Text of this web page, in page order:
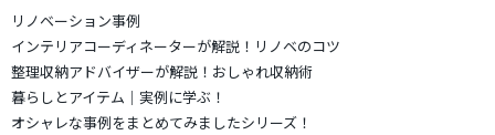
リノベーション事例
インテリアコーディネーターが解説！リノベのコツ
整理収納アドバイザーが解説！おしゃれ収納術
暮らしとアイテム｜実例に学ぶ！
オシャレな事例をまとめてみましたシリーズ！